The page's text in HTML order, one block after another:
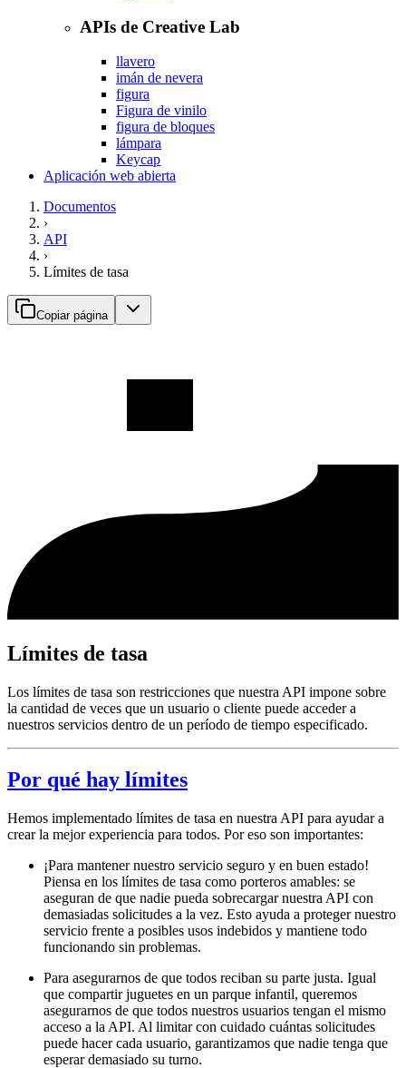
APIs de Creative Lab
llavero
imán de nevera
figura
Figura de vinilo
figura de bloques
lámpara
Keycap
Aplicación web abierta
Documentos
›
API
›
Límites de tasa
Copiar página
Límites de tasa
Los límites de tasa son restricciones que nuestra API impone sobre
la cantidad de veces que un usuario o cliente puede acceder a
nuestros servicios dentro de un período de tiempo especificado.
Por qué hay límites
Hemos implementado límites de tasa en nuestra API para ayudar a
crear la mejor experiencia para todos. Por eso son importantes:
¡Para mantener nuestro servicio seguro y en buen estado!
Piensa en los límites de tasa como porteros amables: se
aseguran de que nadie pueda sobrecargar nuestra API con
demasiadas solicitudes a la vez. Esto ayuda a proteger nuestro
servicio frente a posibles usos indebidos y mantiene todo
funcionando sin problemas.
Para asegurarnos de que todos reciban su parte justa. Igual
que compartir juguetes en un parque infantil, queremos
asegurarnos de que todos nuestros usuarios tengan el mismo
acceso a la API. Al limitar con cuidado cuántas solicitudes
puede hacer cada usuario, garantizamos que nadie tenga que
esperar demasiado su turno.